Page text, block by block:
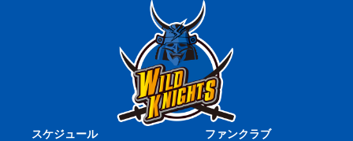
スケジュール ファンクラブ